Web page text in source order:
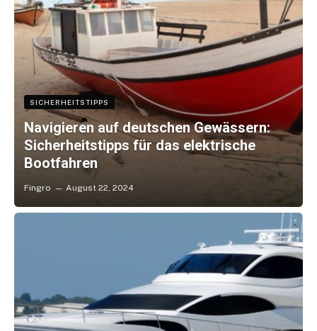
SICHERHEITSTIPPS
Navigieren auf deutschen Gewässern:
Sicherheitstipps für das elektrische
Bootfahren
Fingro August 22, 2024